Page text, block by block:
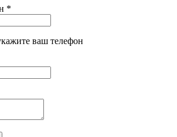
*
ваш телефон